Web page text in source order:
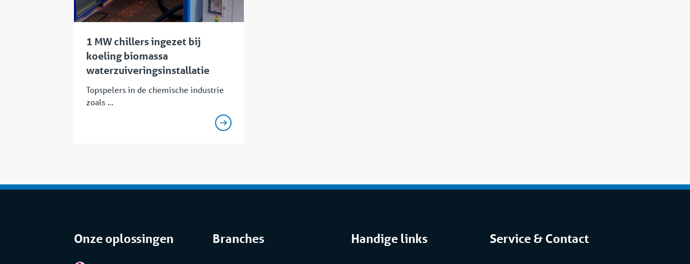
1 MW chillers ingezet bij
koeling biomassa
waterzuiveringsinstallatie
Topspelers in de chemische industrie
zoals ...
Onze oplossingen Branches Handige links Service & Contact